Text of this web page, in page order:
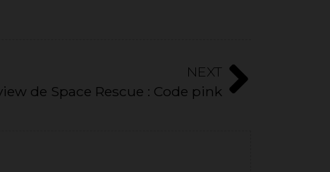
NEXT
de Space Rescue : Code pink